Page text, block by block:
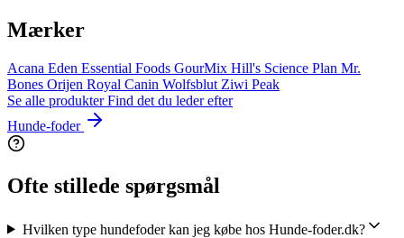
Mærker
Acana Eden Essential Foods GourMix Hill's Science Plan Mr.
Bones Orijen Royal Canin Wolfsblut Ziwi Peak
Se alle produkterFind det du leder efter
Hunde-foder
Ofte stillede spørgsmål
Hvilken type hundefoder kan jeg købe hos Hunde-foder.dk?